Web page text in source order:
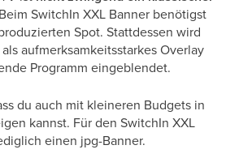
SwitchIn XXL Banner benötigst
Spot. Stattdessen wird
aufmerksamkeitsstarkes Overlay
Programm eingeblendet.
du auch mit kleineren Budgets in
kannst. Für den SwitchIn XXL
einen jpg-Banner.